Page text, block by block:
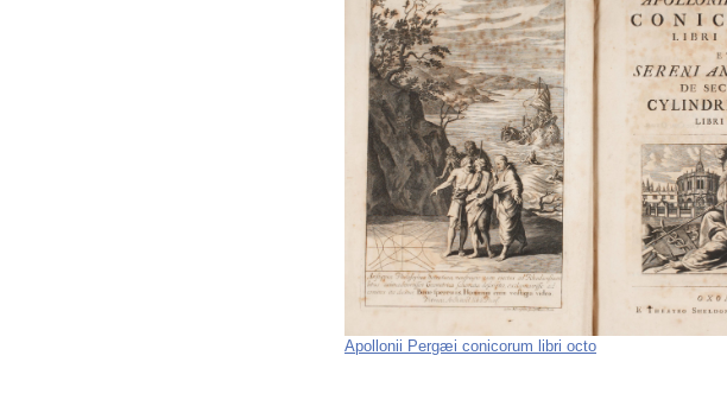
Apollonii Pergæi conicorum libri octo